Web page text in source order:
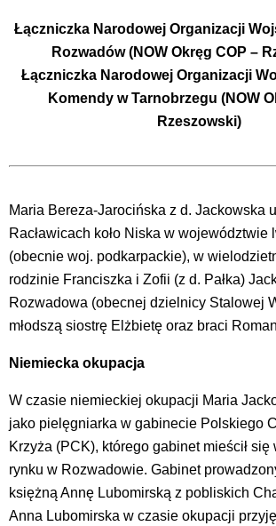
Łączniczka Narodowej Organizacji
Rozwadów (NOW Okręg COP –
Łączniczka Narodowej Organizacji
Komendy w Tarnobrzegu (NOW
Rzeszowski)
Maria Bereza-Jarocińska z d. Jackowska
Racławicach koło Niska w województwie
(obecnie woj. podkarpackie), w
rodzinie Franciszka i Zofii (z d. Pałka)
Rozwadowa (obecnej dzielnicy Stalowej
młodszą siostrę Elżbietę oraz braci
Niemiecka okupacja
W czasie niemieckiej okupacji Maria
jako pielęgniarka w gabinecie Polskiego
Krzyża (PCK), którego gabinet mieścił się
rynku w Rozwadowie. Gabinet
księżną Annę Lubomirską z pobliskich
Anna Lubomirska w czasie okupacji